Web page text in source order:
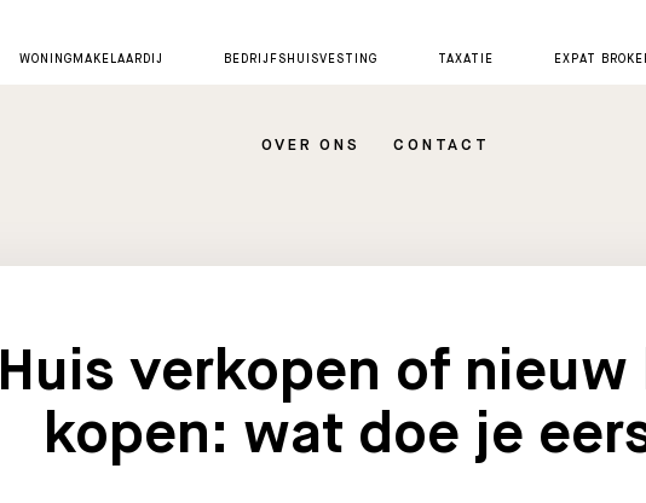
WONINGMAKELAARDIJ BEDRIJFSHUISVESTING TAXATIE EXPAT
OVER ONS CONTACT
Huis verkopen of nieuw
kopen: wat doe je